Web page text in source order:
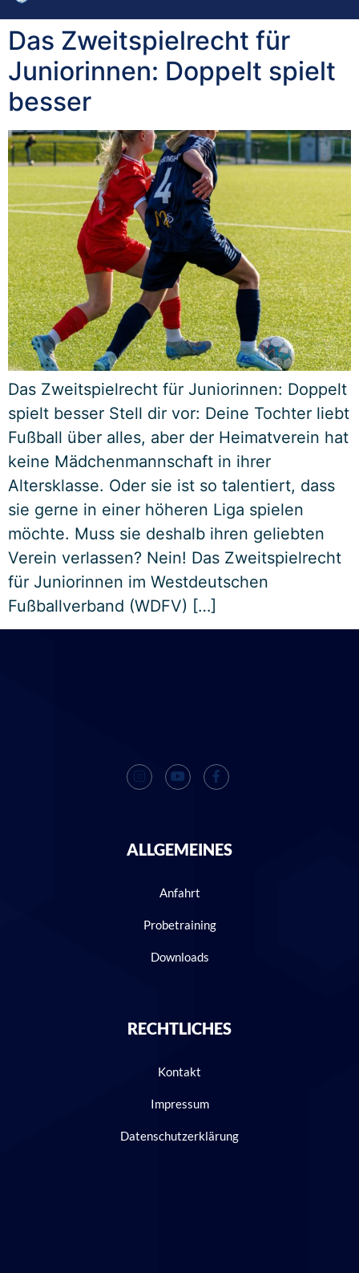
Das Zweitspielrecht für
Juniorinnen: Doppelt spielt
besser
Das Zweitspielrecht für Juniorinnen: Doppelt
spielt besser Stell dir vor: Deine Tochter liebt
Fußball über alles, aber der Heimatverein hat
keine Mädchenmannschaft in ihrer
Altersklasse. Oder sie ist so talentiert, dass
sie gerne in einer höheren Liga spielen
möchte. Muss sie deshalb ihren geliebten
Verein verlassen? Nein! Das Zweitspielrecht
für Juniorinnen im Westdeutschen
Fußballverband (WDFV) […]
ALLGEMEINES
Anfahrt
Probetraining
Downloads
RECHTLICHES
Kontakt
Impressum
Datenschutzerklärung